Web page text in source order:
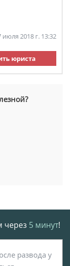
июля 2018 г. 13:32
юриста
через 5 минут!